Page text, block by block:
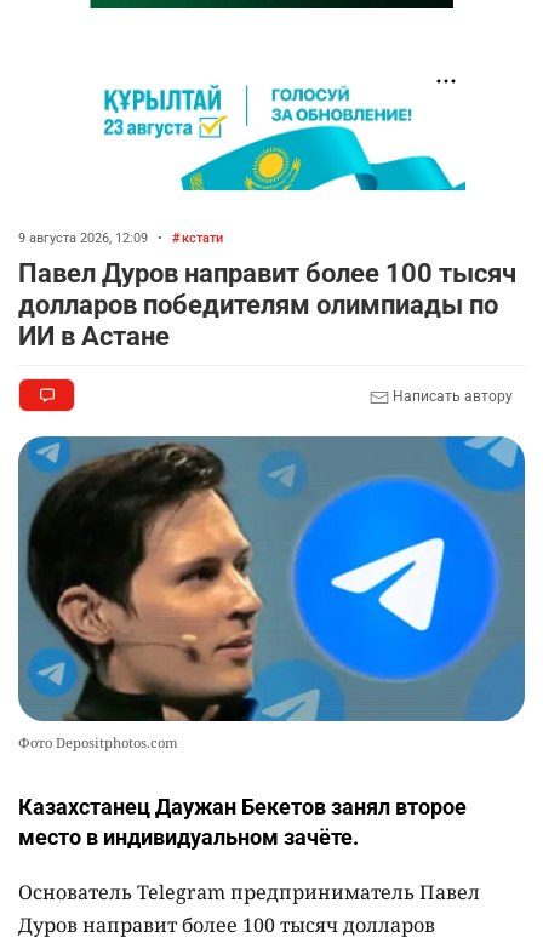
9 августа 2026, 12:09 • кстати
Павел Дуров направит более 100 тысяч
долларов победителям олимпиады по
ИИ в Астане
Написать автору
Фото Depositphotos.com
Казахстанец Даужан Бекетов занял второе
место в индивидуальном зачёте.
Основатель Telegram предприниматель Павел
Дуров направит более 100 тысяч долларов